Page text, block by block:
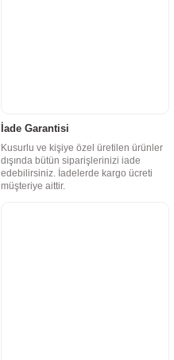
İade Garantisi
Kusurlu ve kişiye özel üretilen ürünler
dışında bütün siparişlerinizi iade
edebilirsiniz. İadelerde kargo ücreti
müşteriye aittir.